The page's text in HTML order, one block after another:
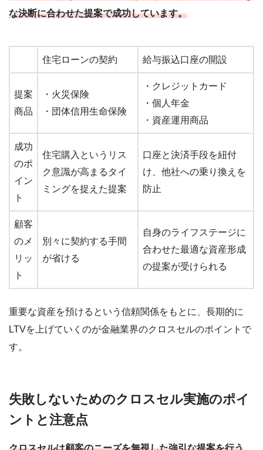
な決断に合わせた提案で成功しています。
住宅ローンの契約 給与振込口座の開設
提案
商品
・火災保険
・団体信用生命保険
・クレジットカード
・個人年金
・資産運用商品
成功
のポ
イン
ト
住宅購入というリス
ク意識が高まるタイ
ミングを捉えた提案
口座と決済手段を紐付
け、他社への乗り換えを
防止
顧客
のメ
リッ
ト
別々に契約する手間
が省ける
自身のライフステージに
合わせた最適な資産形成
の提案が受けられる
重要な資産を預けるという信頼関係をもとに、長期的に
LTVを上げていくのが金融業界のクロスセルのポイントで
す。
失敗しないためのクロスセル実施のポイ
ントと注意点
クロスセルは顧客のニーズを無視した強引な提案を行う